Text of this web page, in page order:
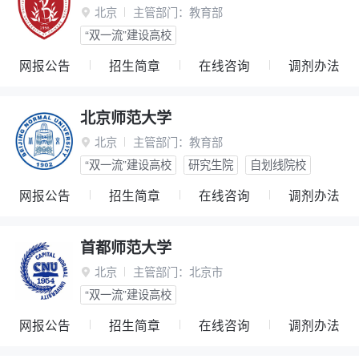
 北京 主管部门： 教育部
“双一流”建设高校
网报公告 招生简章 在线咨询 调剂办法
北京师范大学
 北京 主管部门： 教育部
“双一流”建设高校
研究生院 自划线院校
网报公告 招生简章 在线咨询 调剂办法
首都师范大学
 北京 主管部门： 北京市
“双一流”建设高校
网报公告 招生简章 在线咨询 调剂办法